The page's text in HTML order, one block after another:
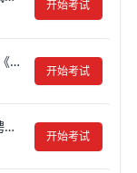
开始考试
2020年吉林省长春市直事业单位招聘考试《公共基础知识》真题试卷及答案【含解析】
开始考试
2019年9月吉林省长春市事业单位公开招聘考试《公共基础知识》真题试卷及答案【含解析】
开始考试